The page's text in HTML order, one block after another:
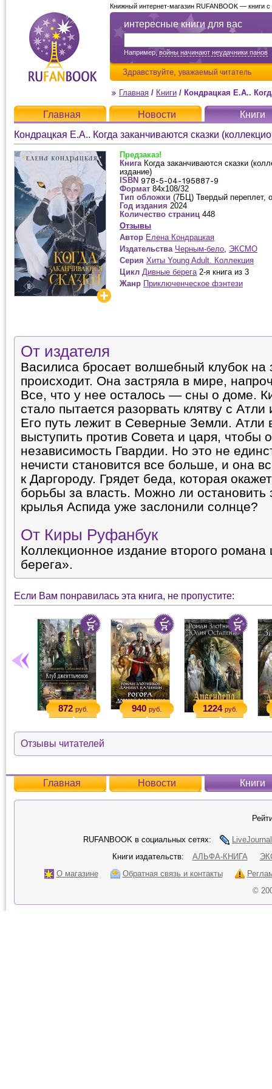
интересные книги для вас
Например,войны начинают неудачники панов
Здравствуйте, уважаемый читатель
Книжный интернет-магазин RUFANBOOK — книги
Главная / Книги / Кондрацкая Е.А.. Когда
Главная Новости
Книги
Кондрацкая Е.А.. Когда заканчиваются сказки
Предзаказ!
Книга Когда заканчиваются сказки
издание)
ISBN
Формат 84x108/32
Тип обложки (7БЦ) Твердый переплет,
Год издания 2024
Количество страниц 448
Отзывы
Автор Елена Кондрацкая
Издательства Черным-бело, ЭКСМО
Серия Хиты Young Adult. Коллекция
Цикл Дивные берега2-я книга из 3
Жанр Приключенческое фэнтези
От издателя
Василиса бросает волшебный клубок
происходит. Она застряла в мире,
Все, что у нее осталось — сны о доме.
стало пытается разорвать клятву с
Его путь лежит в Северные Земли. Атли
выступить против Совета и царя, чтобы
независимость Гвардии. Но это не
нечисти становится все больше, и она
к Даргороду. Грядет беда, которая
борьбы за власть. Можно ли остановить
крылья Аспида уже заслонили солнце?
От Киры Руфанбук
Коллекционное издание второго
берега».
Если Вам понравилась эта книга, не пропустите:
872 руб. 940 руб. 1224 руб.
Отзывы читателей
Главная Новости Книги
RUFANBOOK в социальных сетях:
LiveJournal
Книги издательств:
АЛЬФА-КНИГА
О магазине
Обратная связь и контакты
©